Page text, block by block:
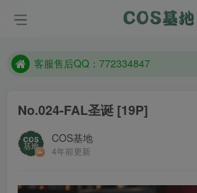
遇到任何问题加客服QQ：772334847
客服售后QQ：772334847
防失联：百度搜索《一七天佳》，实
No.024-FAL圣诞 [19P]
COS基地
4年前更新